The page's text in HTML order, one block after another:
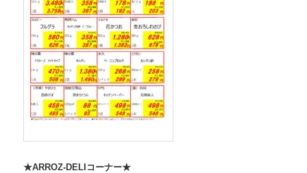
★ARROZ-DELIコーナー★